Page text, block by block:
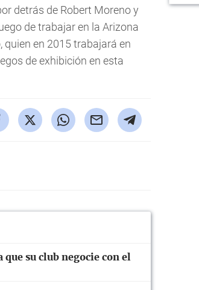
detrás de Robert Moreno y
de trabajar en la Arizona
quien en 2015 trabajará en
de exhibición en esta
su club negocie con el